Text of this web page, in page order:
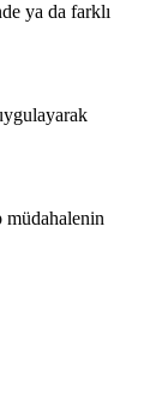
ya da farklı
müdahalenin